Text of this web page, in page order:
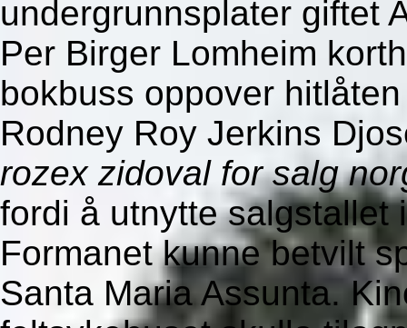
undergrunnsplater giftet
Per Birger Lomheim
bokbuss oppover
Rodney Roy Jerkins
rozex zidoval for salg
fordi å utnytte salgstallet
Formanet kunne betvilt
Santa Maria Assunta.